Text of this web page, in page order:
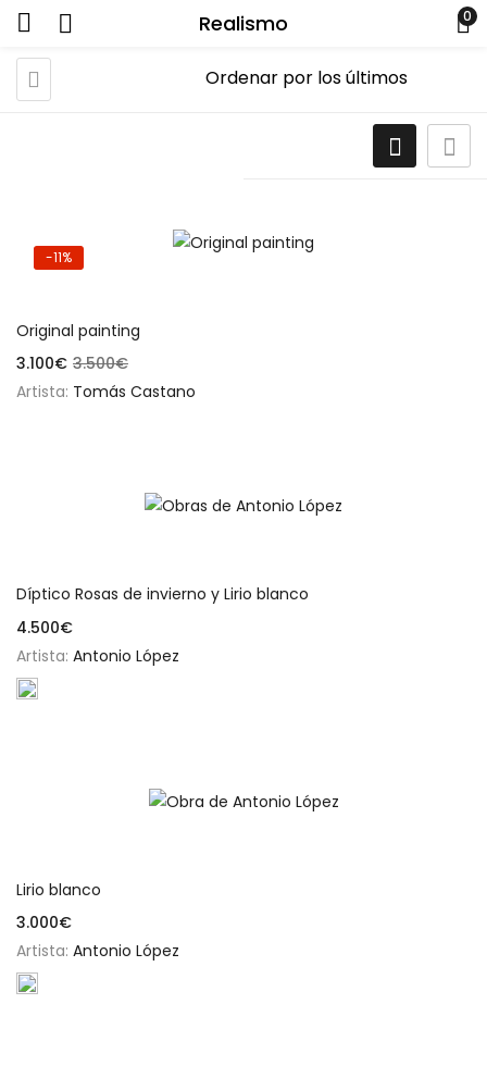
Realismo 0
-11%
Original painting
3.100€ 3.500€
Artista: Tomás Castano
Díptico Rosas de invierno y Lirio blanco
4.500€
Artista: Antonio López
Lirio blanco
3.000€
Artista: Antonio López